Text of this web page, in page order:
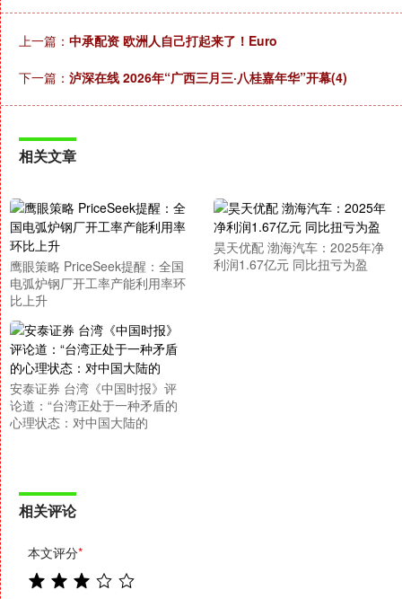
上一篇： 中承配资 欧洲人自己打起来了！Euro
下一篇： 泸深在线 2026年“广西三月三·八桂嘉年华”开幕(4)
相关文章
鹰眼策略 PriceSeek提醒：全国
电弧炉钢厂开工率产能利用率环
比上升
昊天优配 渤海汽车：2025年净
利润1.67亿元 同比扭亏为盈
安泰证券 台湾《中国时报》评
论道：“台湾正处于一种矛盾的
心理状态：对中国大陆的
相关评论
本文评分*